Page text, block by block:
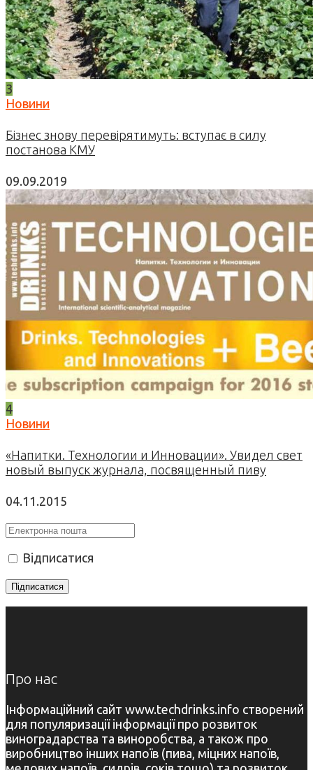
3
Новини
Бізнес знову перевірятимуть: вступає в силу
постанова КМУ
09.09.2019
4
Новини
«Напитки. Технологии и Инновации». Увидел свет
новый выпуск журнала, посвященный пиву
04.11.2015
Відписатися
Про нас
Інформаційний сайт www.techdrinks.info створений
для популяризації інформації про розвиток
виноградарства та виноробства, а також про
виробництво інших напоїв (пива, міцних напоїв,